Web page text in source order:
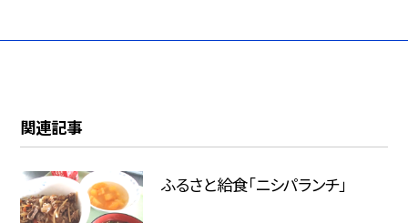
関連記事
ふるさと給食「ニシパランチ」